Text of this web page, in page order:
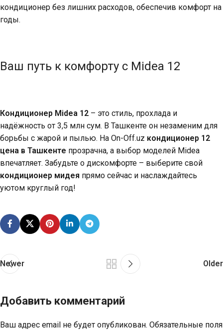
кондиционер без лишних расходов, обеспечив комфорт на
годы.
Ваш путь к комфорту с Midea 12
Кондиционер Midea 12 – это стиль, прохлада и
надёжность от 3,5 млн сум. В Ташкенте он незаменим для
борьбы с жарой и пылью. На On-Off.uz кондиционер 12
цена в Ташкенте прозрачна, а выбор моделей Midea
впечатляет. Забудьте о дискомфорте – выберите свой
кондиционер мидея прямо сейчас и наслаждайтесь
уютом круглый год!
Newer Older
Добавить комментарий
Ваш адрес email не будет опубликован. Обязательные поля